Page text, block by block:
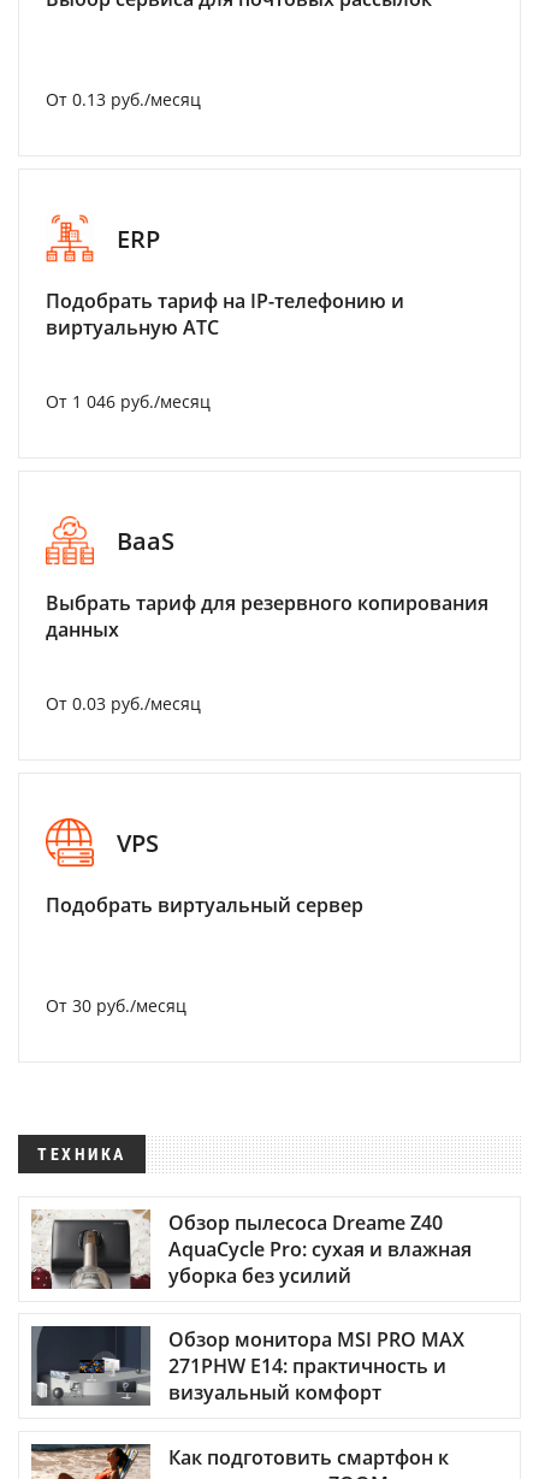
От 0.13 руб./месяц
ERP
Подобрать тариф на IP-телефонию и
виртуальную АТС
От 1 046 руб./месяц
BaaS
Выбрать тариф для резервного копирования
данных
От 0.03 руб./месяц
VPS
Подобрать виртуальный сервер
От 30 руб./месяц
ТЕХНИКА
Обзор пылесоса Dreame Z40
AquaCycle Pro: сухая и влажная
уборка без усилий
Обзор монитора MSI PRO MAX
271PHW E14: практичность и
визуальный комфорт
Как подготовить смартфон к